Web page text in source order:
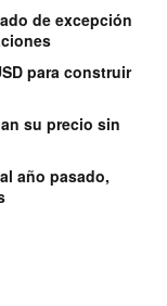
de excepción
para construir
su precio sin
año pasado,